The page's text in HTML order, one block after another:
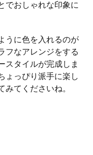
でおしゃれな印象に
うに色を入れるのが
フなアレンジをする
スタイルが完成しま
ょっぴり派手に楽し
てくださいね。